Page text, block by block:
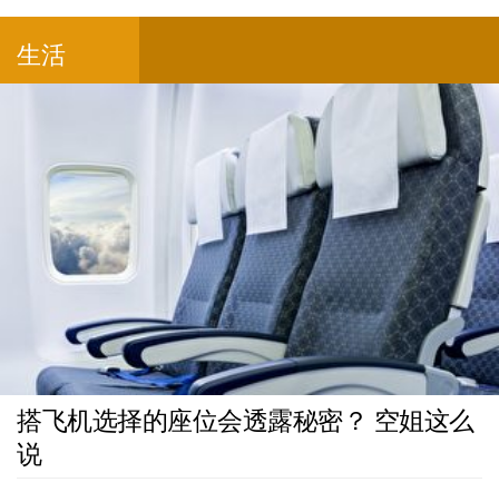
生活
搭飞机选择的座位会透露秘密？ 空姐这么
说